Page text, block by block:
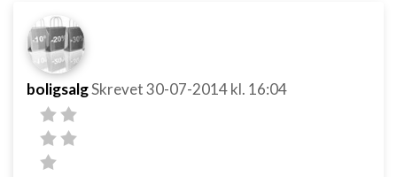
boligsalgSkrevet30-07-2014kl. 16:04